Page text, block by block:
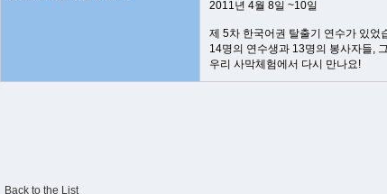
2011년 4월 8일 ~10일
제 5차 한국어권 탈출기 연수가 있었
14명의 연수생과 13명의 봉사자들,
우리 사막체험에서 다시 만나요!
Back to the List